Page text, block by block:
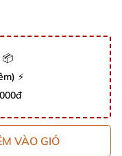
📦
⚡
VÀO GIỎ